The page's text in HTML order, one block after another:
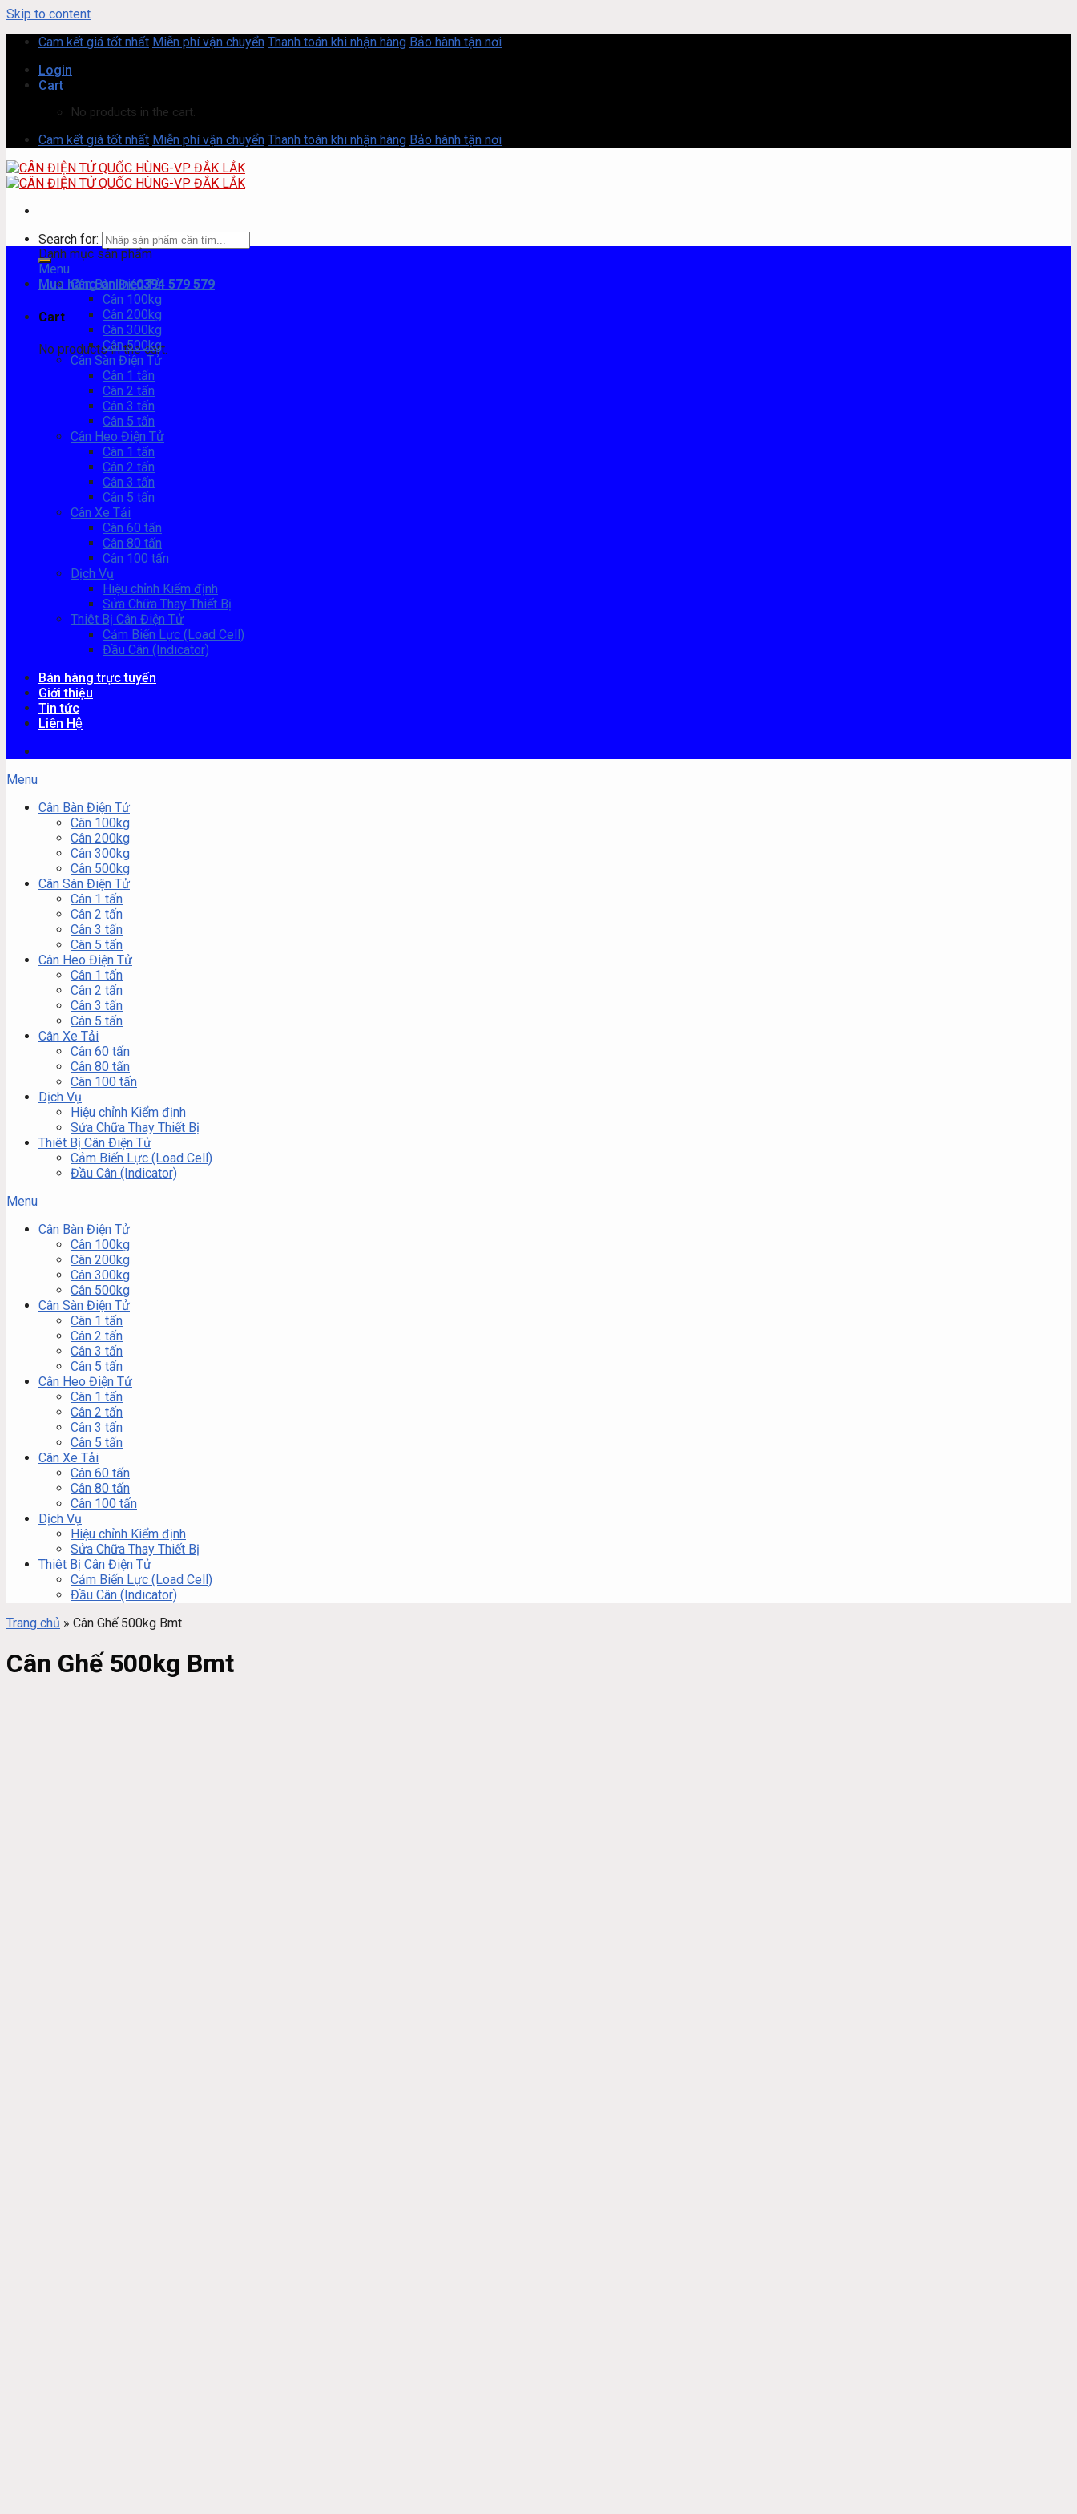
Skip to content
Cam kết giá tốt nhất Miễn phí vận chuyển Thanh toán khi nhận hàng Bảo hành tận nơi
Login
Cart
No products in the cart.
Cam kết giá tốt nhất Miễn phí vận chuyển Thanh toán khi nhận hàng Bảo hành tận nơi
Search for:
Mua hàng online0394 579 579
Cart
No products in the cart.
Danh mục sản phẩm
Menu
Cân Bàn Điện Tử
Cân 100kg
Cân 200kg
Cân 300kg
Cân 500kg
Cân Sàn Điện Tử
Cân 1 tấn
Cân 2 tấn
Cân 3 tấn
Cân 5 tấn
Cân Heo Điện Tử
Cân 1 tấn
Cân 2 tấn
Cân 3 tấn
Cân 5 tấn
Cân Xe Tải
Cân 60 tấn
Cân 80 tấn
Cân 100 tấn
Dịch Vụ
Hiệu chỉnh Kiểm định
Sửa Chữa Thay Thiết Bị
Thiêt Bị Cân Điện Tử
Cảm Biến Lực (Load Cell)
Đầu Cân (Indicator)
Bán hàng trực tuyến
Giới thiệu
Tin tức
Liên Hệ
Menu
Cân Bàn Điện Tử
Cân 100kg
Cân 200kg
Cân 300kg
Cân 500kg
Cân Sàn Điện Tử
Cân 1 tấn
Cân 2 tấn
Cân 3 tấn
Cân 5 tấn
Cân Heo Điện Tử
Cân 1 tấn
Cân 2 tấn
Cân 3 tấn
Cân 5 tấn
Cân Xe Tải
Cân 60 tấn
Cân 80 tấn
Cân 100 tấn
Dịch Vụ
Hiệu chỉnh Kiểm định
Sửa Chữa Thay Thiết Bị
Thiêt Bị Cân Điện Tử
Cảm Biến Lực (Load Cell)
Đầu Cân (Indicator)
Menu
Cân Bàn Điện Tử
Cân 100kg
Cân 200kg
Cân 300kg
Cân 500kg
Cân Sàn Điện Tử
Cân 1 tấn
Cân 2 tấn
Cân 3 tấn
Cân 5 tấn
Cân Heo Điện Tử
Cân 1 tấn
Cân 2 tấn
Cân 3 tấn
Cân 5 tấn
Cân Xe Tải
Cân 60 tấn
Cân 80 tấn
Cân 100 tấn
Dịch Vụ
Hiệu chỉnh Kiểm định
Sửa Chữa Thay Thiết Bị
Thiêt Bị Cân Điện Tử
Cảm Biến Lực (Load Cell)
Đầu Cân (Indicator)
Trang chủ » Cân Ghế 500kg Bmt
Cân Ghế 500kg Bmt